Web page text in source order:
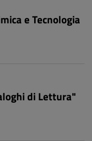
e Tecnologia
di Lettura"